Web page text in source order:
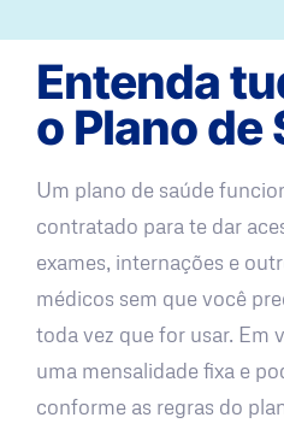
Entenda
o Plano de
Um plano de saúde
contratado para te dar
exames, internações e
médicos sem que você
toda vez que for usar. Em
uma mensalidade fixa e
conforme as regras do